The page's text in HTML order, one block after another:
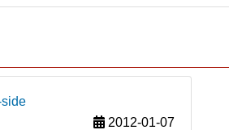
2012-01-07